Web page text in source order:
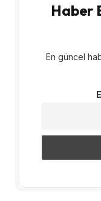
Haber
En güncel